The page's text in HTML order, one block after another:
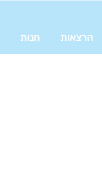
הרצאות חנות